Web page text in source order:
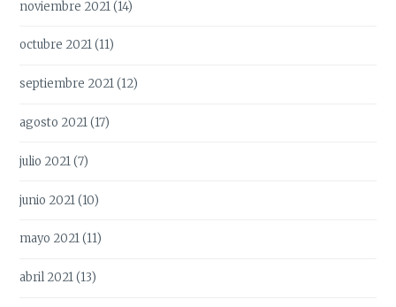
noviembre 2021(14)
octubre 2021(11)
septiembre 2021(12)
agosto 2021(17)
julio 2021(7)
junio 2021(10)
mayo 2021(11)
abril 2021(13)